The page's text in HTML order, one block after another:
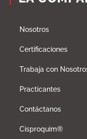
Nosotros
Certificaciones
Trabaja con
Practicantes
Contáctanos
Cisproquim®